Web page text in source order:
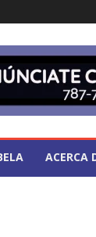
ACERCA